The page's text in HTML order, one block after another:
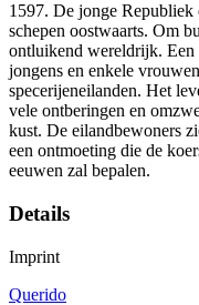
1597. De jonge Republiek
schepen oostwaarts. Om
ontluikend wereldrijk. Een
jongens en enkele
specerijeneilanden. Het
vele ontberingen en
kust. De eilandbewoners
een ontmoeting die de
eeuwen zal bepalen.
Details
Imprint
Querido